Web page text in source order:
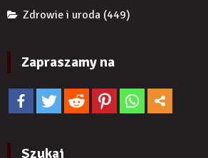
Zdrowie i uroda (449)
Zapraszamy na
Szukaj